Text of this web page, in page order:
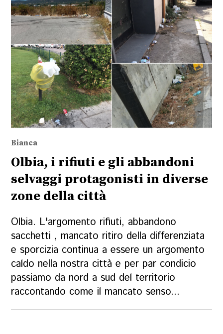
Bianca
Olbia, i rifiuti e gli abbandoni
selvaggi protagonisti in diverse
zone della città
Olbia. L'argomento rifiuti, abbandono
sacchetti , mancato ritiro della differenziata
e sporcizia continua a essere un argomento
caldo nella nostra città e per par condicio
passiamo da nord a sud del territorio
raccontando come il mancato senso...